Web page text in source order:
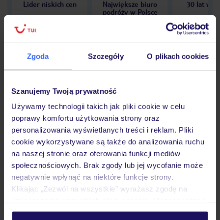
Zgoda Szczegóły O plikach cookies
Szanujemy Twoją prywatność
Używamy technologii takich jak pliki cookie w celu
poprawy komfortu użytkowania strony oraz
personalizowania wyświetlanych treści i reklam. Pliki
cookie wykorzystywane są także do analizowania ruchu
na naszej stronie oraz oferowania funkcji mediów
społecznościowych. Brak zgody lub jej wycofanie może
negatywnie wpłynąć na niektóre funkcje strony.
Klikając „Zezwól na wszystkie” wyrażasz zgodę na
personalizować swój wybór wchodząc w zakładkę
Lider niskich cen
Największe biuro
podróży w Polsce
30 lat w
Opinie
Pokoje
Wyżywienie